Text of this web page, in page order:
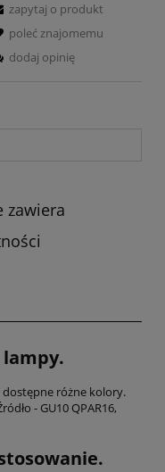
zapytaj o produkt
poleć znajomemu
dodaj opinię
zawiera
dostępne różne kolory.
- GU10 QPAR16,